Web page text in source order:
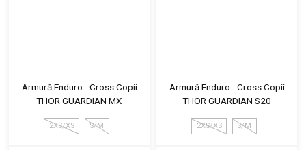
Armură Enduro - Cross Copii
THOR GUARDIAN MX
2XS/XS S/M
Armură Enduro - Cross Copii
THOR GUARDIAN S20
2XS/XS S/M